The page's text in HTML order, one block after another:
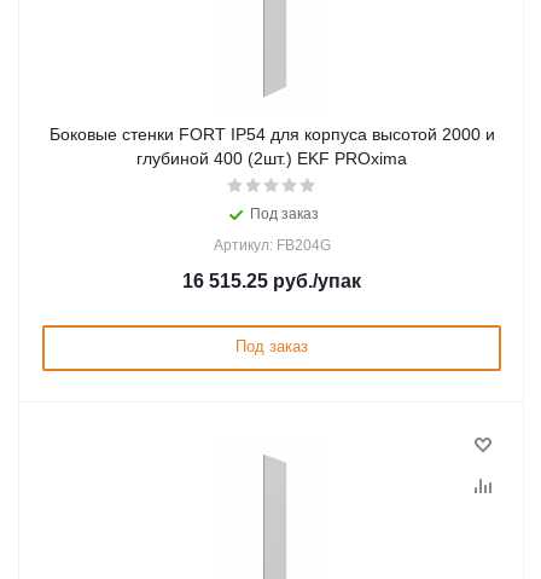
Боковые стенки FORT IP54 для корпуса высотой 2000 и
глубиной 400 (2шт.) EKF PROxima
Под заказ
Артикул: FB204G
16 515.25 руб./упак
Под заказ